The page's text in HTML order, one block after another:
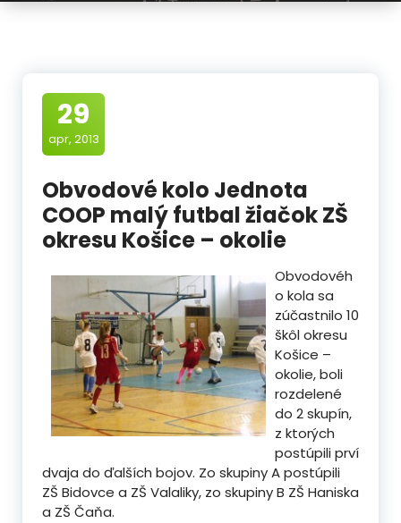
29
apr, 2013
Obvodové kolo Jednota
COOP malý futbal žiačok ZŠ
okresu Košice – okolie
Obvodovéh
o kola sa
zúčastnilo 10
škôl okresu
Košice –
okolie, boli
rozdelené
do 2 skupín,
z ktorých
postúpili prví
dvaja do ďalších bojov. Zo skupiny A postúpili
ZŠ Bidovce a ZŠ Valaliky, zo skupiny B ZŠ Haniska
a ZŠ Čaňa.